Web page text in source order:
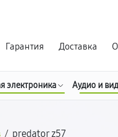
Гарантия Доставка
электроника Аудио и
/ predator z57